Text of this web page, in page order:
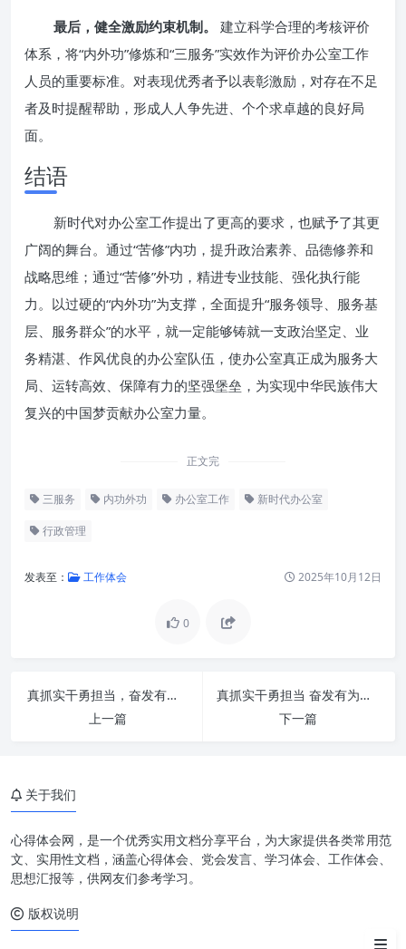
最后，健全激励约束机制。
建立科学合理的考核评价
体系，将“内外功”修炼和“三服务”实效作为评价办公室工作
人员的重要标准。对表现优秀者予以表彰激励，对存在不足
者及时提醒帮助，形成人人争先进、个个求卓越的良好局
面。
结语
新时代对办公室工作提出了更高的要求，也赋予了其更
广阔的舞台。通过“苦修”内功，提升政治素养、品德修养和
战略思维；通过“苦修”外功，精进专业技能、强化执行能
力。以过硬的“内外功”为支撑，全面提升“服务领导、服务基
层、服务群众”的水平，就一定能够铸就一支政治坚定、业
务精湛、作风优良的办公室队伍，使办公室真正成为服务大
局、运转高效、保障有力的坚强堡垒，为实现中华民族伟大
复兴的中国梦贡献办公室力量。
正文完
三服务 内功外功 办公室工作 新时代办公室
行政管理
发表至： 工作体会 2025年10月12日
0
真抓实干勇担当，奋发有为促发展：新时代下的行动指南
上一篇
真抓实干勇担当 奋发有为促发展：擘画新时代高质量发展宏伟蓝图
下一篇
“苦修”内功：涵养政治素养与综
作的价值体现
着力提升新时代办公室工作：实
关于我们
心得体会网，是一个优秀实用文档分享平台，为大家提供各类常用范
文、实用性文档，涵盖心得体会、党会发言、学习体会、工作体会、
思想汇报等，供网友们参考学习。
版权说明